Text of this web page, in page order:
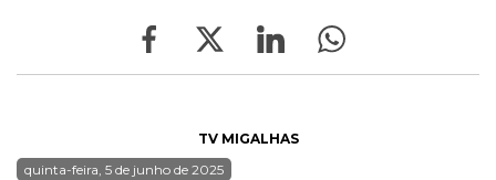
TV MIGALHAS
quinta-feira, 5 de junho de 2025